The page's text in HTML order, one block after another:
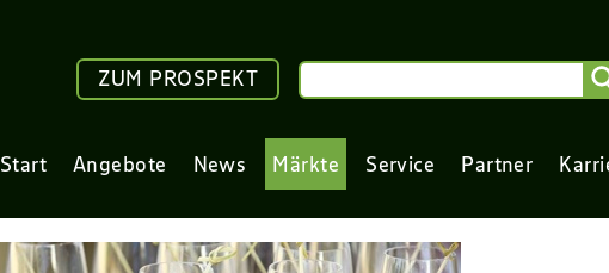
ZUM PROSPEKT
Start Angebote News Märkte Service Partner